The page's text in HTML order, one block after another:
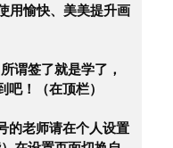
用愉快、美美提升画
谓签了就是学了，
！（在顶栏）
的老师请在个人设置